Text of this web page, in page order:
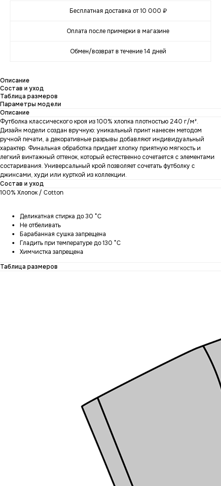
Бесплатная доставка от 10 000 ₽
Оплата после примерки в магазине
Обмен/возврат в течение 14 дней
Описание
Состав и уход
Таблица размеров
Параметры модели
Описание
Футболка классического кроя из 100% хлопка плотностью 240 г/м².
Дизайн модели создан вручную: уникальный принт нанесен методом
ручной печати, а декоративные разрывы добавляют индивидуальный
характер. Финальная обработка придает хлопку приятную мягкость и
легкий винтажный оттенок, который естественно сочетается с элементами
состаривания. Универсальный крой позволяет сочетать футболку с
джинсами, худи или курткой из коллекции.
Состав и уход
100% Хлопок / Cotton
Деликатная стирка до 30 °C
Не отбеливать
Барабанная сушка запрещена
Гладить при температуре до 130 °C
Химчистка запрещена
Таблица размеров